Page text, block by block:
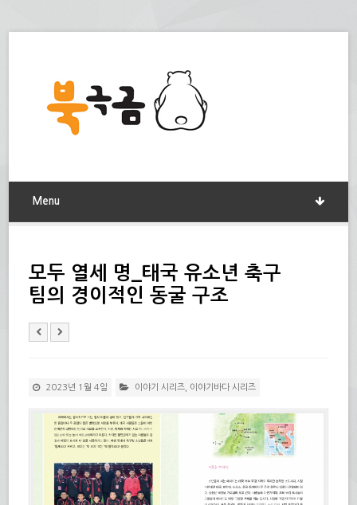
Menu
모두 열세 명_태국 유소년 축구
팀의 경이적인 동굴 구조
2023년 1월 4일 이야기 시리즈 이야기바다 시리즈